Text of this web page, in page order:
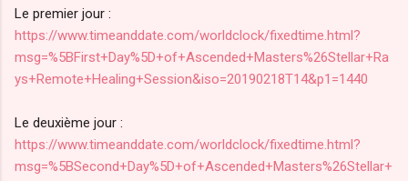
Le premier jour :
https://www.timeanddate.com/worldclock/fixedtime.html?
msg=%5BFirst+Day%5D+of+Ascended+Masters%26Stellar+Ra
ys+Remote+Healing+Session&iso=20190218T14&p1=1440
Le deuxième jour :
https://www.timeanddate.com/worldclock/fixedtime.html?
msg=%5BSecond+Day%5D+of+Ascended+Masters%26Stellar+